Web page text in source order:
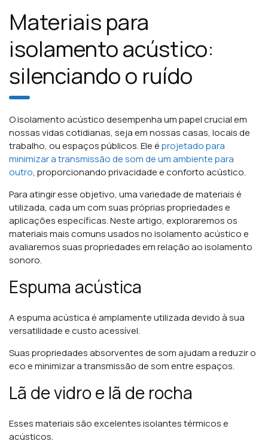
Materiais para
isolamento acústico:
silenciando o ruído
O isolamento acústico desempenha um papel crucial em
nossas vidas cotidianas, seja em nossas casas, locais de
trabalho, ou espaços públicos. Ele éprojetado para
minimizar a transmissão de som de um ambiente para
outro, proporcionando privacidade e conforto acústico.
Para atingir esse objetivo, uma variedade de materiais é
utilizada, cada um com suas próprias propriedades e
aplicações específicas. Neste artigo, exploraremos os
materiais mais comuns usados no isolamento acústico e
avaliaremos suas propriedades em relação ao isolamento
sonoro.
Espuma acústica
A espuma acústica é amplamente utilizada devido à sua
versatilidade e custo acessível.
Suas propriedades absorventes de som ajudam a reduzir o
eco e minimizar a transmissão de som entre espaços.
Lã de vidro e lã de rocha
Esses materiais são excelentes isolantes térmicos e
acústicos.